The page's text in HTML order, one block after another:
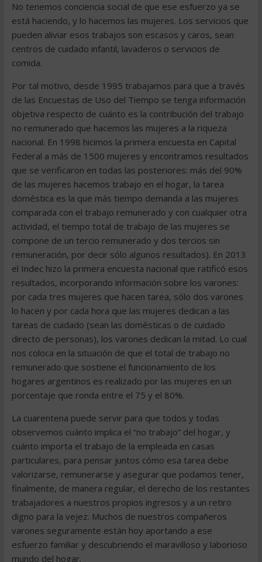
No tenemos conciencia social de que ese esfuerzo ya se
está haciendo, y lo hacemos las mujeres. Los servicios que
pueden aliviar esos trabajos son escasos y caros, sean
centros de cuidado infantil, lavaderos o servicios de
comida.
Por tal motivo, desde 1995 trabajamos para que a través
de las Encuestas de Uso del Tiempo se tenga información
objetiva respecto de cuánto es la contribución del trabajo
no remunerado que hacemos las mujeres a la riqueza
nacional. En 1998 hicimos la primera encuesta en Capital
Federal a más de 1500 mujeres y encontramos resultados
que se verificaron en todas las posteriores: más del 90%
de las mujeres hacemos trabajo en el hogar, la tarea
doméstica es la que más tiempo demanda a las mujeres
comparada con el trabajo remunerado y con cualquier otra
actividad, el tiempo total de trabajo de las mujeres se
compone de un tercio remunerado y dos tercios sin
remuneración, por decir sólo algunos resultados). En 2013
el Indec hizo la primera encuesta nacional que ratificó esos
resultados, incorporando información sobre los varones:
por cada tres mujeres que hacen tarea, sólo dos varones
lo hacen y por cada hora que las mujeres dedican a las
tareas de cuidado (sean las domésticas o de cuidado
directo de personas), los varones dedican la mitad. Lo cual
nos coloca en la situación de que el total de trabajo no
remunerado que sostiene el funcionamiento de los
hogares argentinos es realizado por las mujeres en un
porcentaje que ronda entre el 75 y el 80%.
La cuarentena puede servir para que todos y todas
observemos cuánto implica el “no trabajo” del hogar, y
cuánto importa el trabajo de la empleada en casas
particulares, para pensar juntos cómo esa tarea debe
valorizarse, remunerarse y asegurar que podamos tener,
finalmente, de manera regular, el derecho de los restantes
trabajadores a nuestros propios ingresos y a un retiro
digno para la vejez. Muchos de nuestros compañeros
varones seguramente están hoy aportando a ese
esfuerzo familiar y descubriendo el maravilloso y laborioso
mundo del hogar.